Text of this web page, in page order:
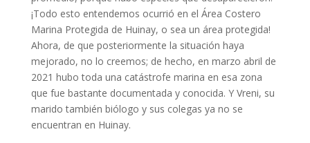
¡Todo esto entendemos ocurrió en el Área Costero
Marina Protegida de Huinay, o sea un área protegida!
Ahora, de que posteriormente la situación haya
mejorado, no lo creemos; de hecho, en marzo abril de
2021 hubo toda una catástrofe marina en esa zona
que fue bastante documentada y conocida. Y Vreni, su
marido también biólogo y sus colegas ya no se
encuentran en Huinay.